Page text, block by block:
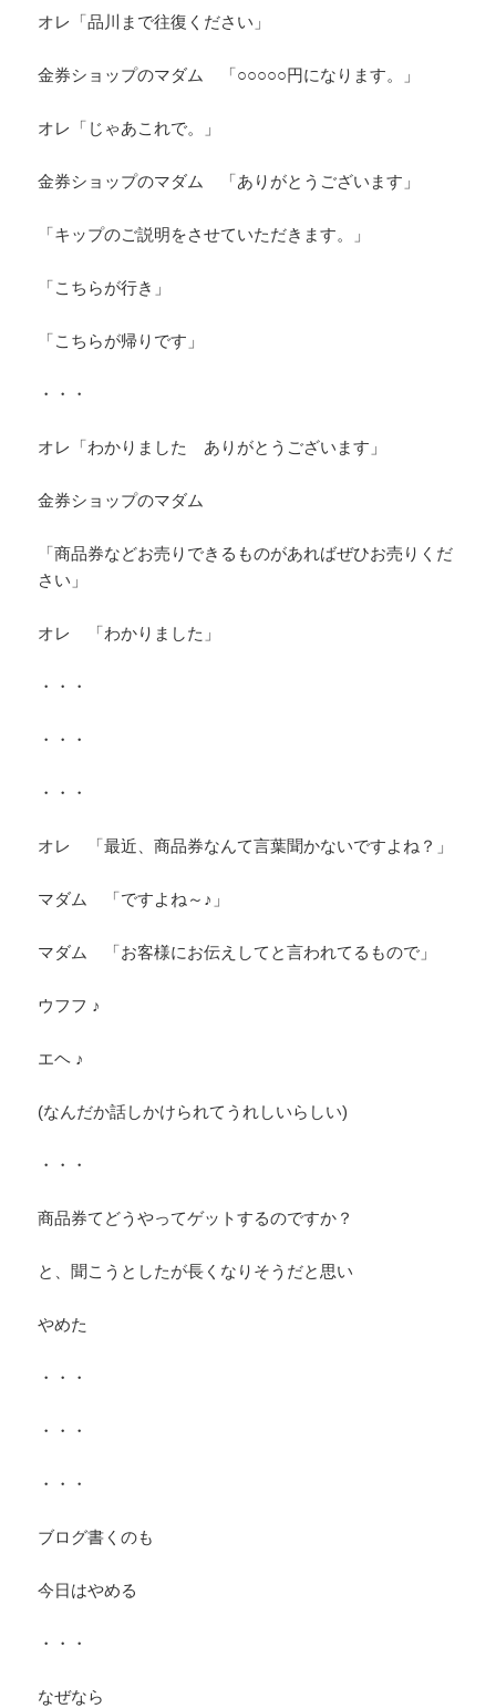
オレ「品川まで往復ください」
金券ショップのマダム 「○○○○○円になります。」
オレ「じゃあこれで。」
金券ショップのマダム 「ありがとうございます」
「キップのご説明をさせていただきます。」
「こちらが行き」
「こちらが帰りです」
・・・
オレ「わかりました ありがとうございます」
金券ショップのマダム
「商品券などお売りできるものがあればぜひお売りくだ
さい」
オレ 「わかりました」
・・・
・・・
・・・
オレ 「最近、商品券なんて言葉聞かないですよね？」
マダム 「ですよね～♪」
マダム 「お客様にお伝えしてと言われてるもので」
ウフフ ♪
エヘ ♪
(なんだか話しかけられてうれしいらしい)
・・・
商品券てどうやってゲットするのですか？
と、聞こうとしたが長くなりそうだと思い
やめた
・・・
・・・
・・・
ブログ書くのも
今日はやめる
・・・
なぜなら